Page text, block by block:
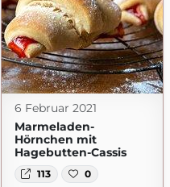
6 Februar 2021
Marmeladen-
Hörnchen mit
Hagebutten-Cassis
113 0